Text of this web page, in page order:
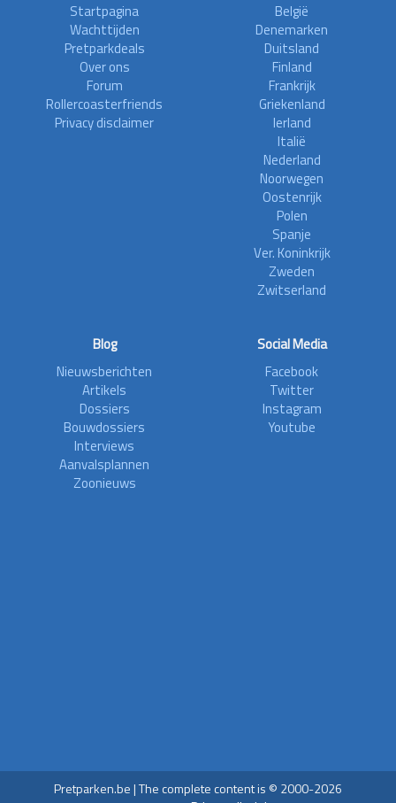
Startpagina
Wachttijden
Pretparkdeals
Over ons
Forum
Rollercoasterfriends
Privacy disclaimer
België
Denemarken
Duitsland
Finland
Frankrijk
Griekenland
Ierland
Italië
Nederland
Noorwegen
Oostenrijk
Polen
Spanje
Ver. Koninkrijk
Zweden
Zwitserland
Blog
Nieuwsberichten
Artikels
Dossiers
Bouwdossiers
Interviews
Aanvalsplannen
Zoonieuws
Social Media
Facebook
Twitter
Instagram
Youtube
Pretparken.be | The complete content is © 2000-2026